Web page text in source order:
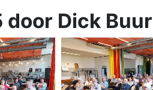
door Dick